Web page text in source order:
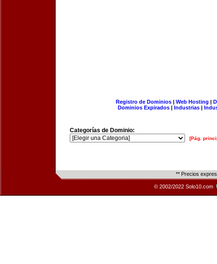
Registro de Dominios| Web Hosting |
Dominios Expirados | Industrias |
Categorías de Dominio:
[Pág.
** Precios
© 2002/2022 Solo10.com